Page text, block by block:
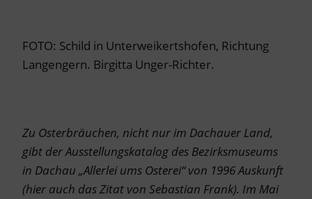
FOTO: Schild in Unterweikertshofen, Richtung
Langengern. Birgitta Unger-Richter.
Zu Osterbräuchen, nicht nur im Dachauer Land,
gibt der Ausstellungskatalog des Bezirksmuseums
in Dachau „Allerlei ums Osterei“ von 1996 Auskunft
(hier auch das Zitat von Sebastian Frank). Im Mai